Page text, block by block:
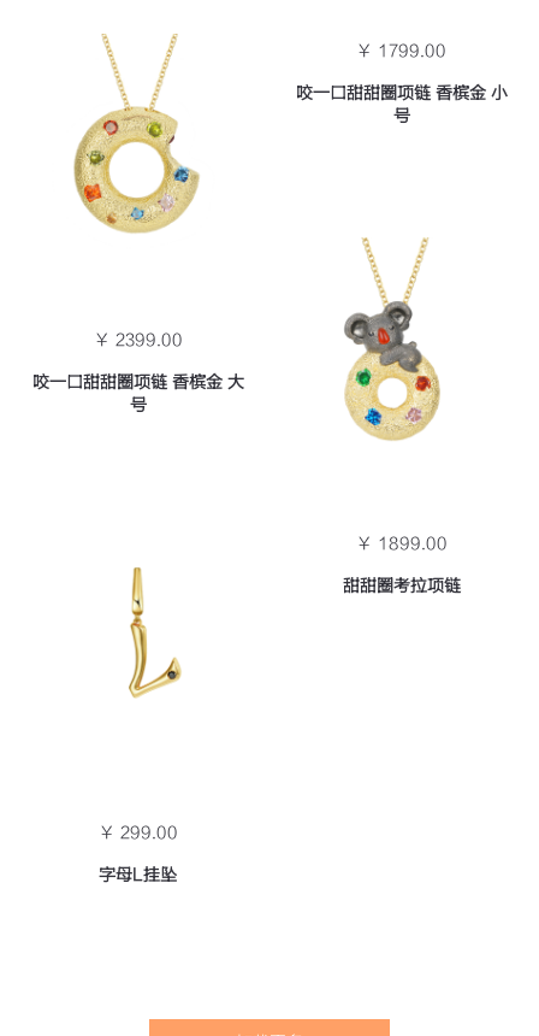
￥ 1799.00
咬一口甜甜圈项链 香槟金 小
号
￥ 2399.00
咬一口甜甜圈项链 香槟金 大
号
￥ 1899.00
甜甜圈考拉项链
￥ 299.00
字母L挂坠